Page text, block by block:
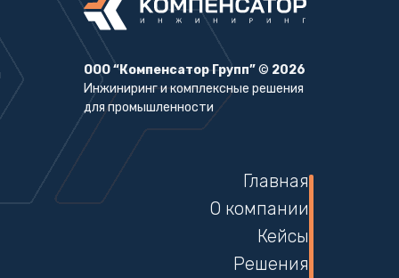
ООО “Компенсатор Групп”© 2026
Инжиниринг и комплексные решения
для промышленности
Главная
О компании
Кейсы
Решения